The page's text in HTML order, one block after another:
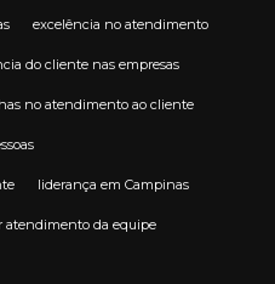
excelência no atendimento
do cliente nas empresas
no atendimento ao cliente
liderança em Campinas
atendimento da equipe